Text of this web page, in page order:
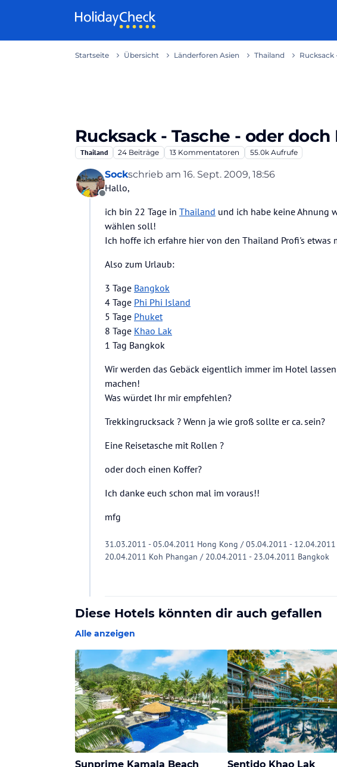
Startseite Übersicht Länderforen Asien Thailand Rucksack
Rucksack - Tasche - oder doch
Thailand 24 Beiträge 13 Kommentatoren 55.0k Aufrufe
Offline
Sockschrieb am 16. Sept. 2009, 18:56
zuletzt editiert von
Hallo,
ich bin 22 Tage in Thailand und ich habe keine Ahnung
wählen soll!
Ich hoffe ich erfahre hier von den Thailand Profi's etwas
Also zum Urlaub:
3 Tage Bangkok
4 Tage Phi Phi Island
5 Tage Phuket
8 Tage Khao Lak
1 Tag Bangkok
Wir werden das Gebäck eigentlich immer im Hotel
machen!
Was würdet Ihr mir empfehlen?
Trekkingrucksack ? Wenn ja wie groß sollte er ca. sein?
Eine Reisetasche mit Rollen ?
oder doch einen Koffer?
Ich danke euch schon mal im voraus!!
mfg
31.03.2011 - 05.04.2011 Hong Kong / 05.04.2011 -
20.04.2011 Koh Phangan / 20.04.2011 - 23.04.2011 Bangkok